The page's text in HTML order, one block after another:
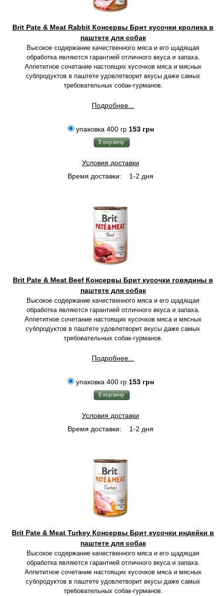
Brit Pate & Meat Rabbit Консервы Брит кусочки кролика в
паштете для собак
Высокое содержание качественного мяса и его щадящая
обработка являются гарантией отличного вкуса и запаха.
Аппетитное сочетание настоящих кусочков мяса и мясных
субпродуктов в паштете удовлетворит вкусы даже самых
требовательных собак-гурманов.
Подробнее...
упаковка 400 гр 153 грн
Условия доставки
Время доставки:
1-2 дня
Brit Pate & Meat Beef Консервы Брит кусочки говядины в
паштете для собак
Высокое содержание качественного мяса и его щадящая
обработка являются гарантией отличного вкуса и запаха.
Аппетитное сочетание настоящих кусочков мяса и мясных
субпродуктов в паштете удовлетворит вкусы даже самых
требовательных собак-гурманов.
Подробнее...
упаковка 400 гр 153 грн
Условия доставки
Время доставки:
1-2 дня
Brit Pate & Meat Turkey Консервы Брит кусочки индейки в
паштете для собак
Высокое содержание качественного мяса и его щадящая
обработка являются гарантией отличного вкуса и запаха.
Аппетитное сочетание настоящих кусочков мяса и мясных
субпродуктов в паштете удовлетворит вкусы даже самых
требовательных собак-гурманов.